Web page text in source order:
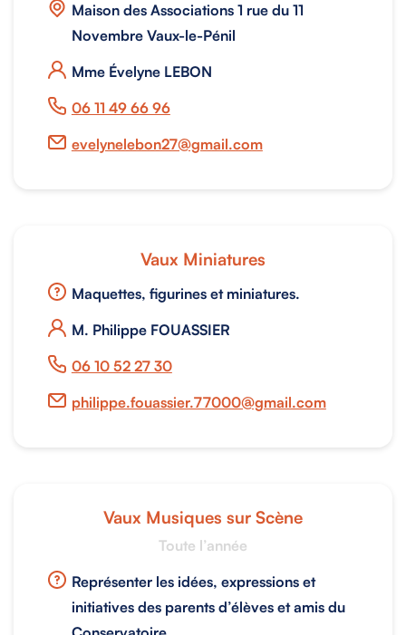
Maison des Associations 1 rue du 11
Novembre Vaux-le-Pénil
Mme Évelyne LEBON
06 11 49 66 96
evelynelebon27@gmail.com
Vaux Miniatures
Maquettes, figurines et miniatures.
M. Philippe FOUASSIER
06 10 52 27 30
philippe.fouassier.77000@gmail.com
Vaux Musiques sur Scène
Toute l’année
Représenter les idées, expressions et
initiatives des parents d’élèves et amis du